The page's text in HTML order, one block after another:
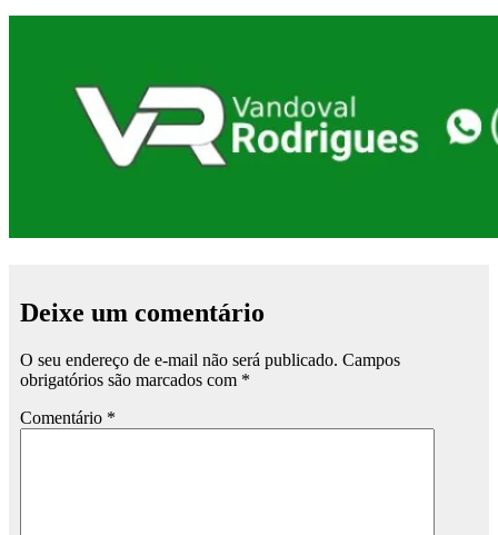
Deixe um comentário
O seu endereço de e-mail não será publicado. Campos
obrigatórios são marcados com *
Comentário *